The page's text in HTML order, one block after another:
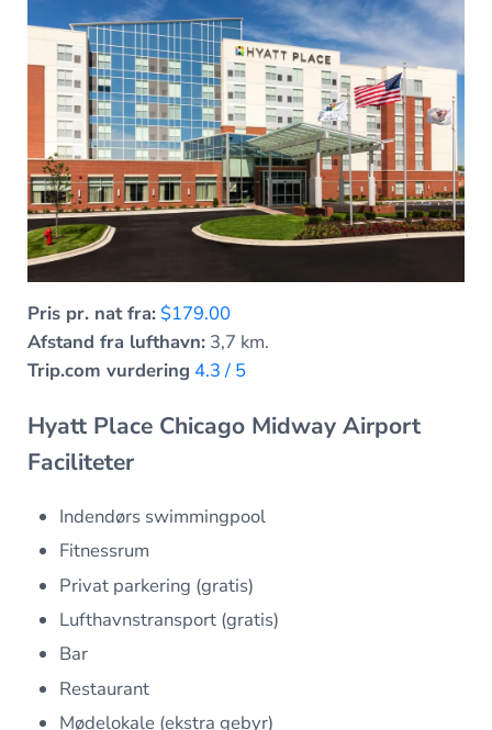
Pris pr. nat fra: $179.00
Afstand fra lufthavn:3,7 km.
Trip.com vurdering 4.3 / 5
Hyatt Place Chicago Midway Airport
Faciliteter
Indendørs swimmingpool
Fitnessrum
Privat parkering (gratis)
Lufthavnstransport (gratis)
Bar
Restaurant
Mødelokale (ekstra gebyr)